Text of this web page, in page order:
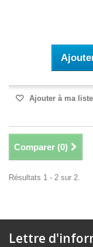
Ajouter à ma
Comparer (0)
Résultats 1 - 2 sur 2.
Lettre